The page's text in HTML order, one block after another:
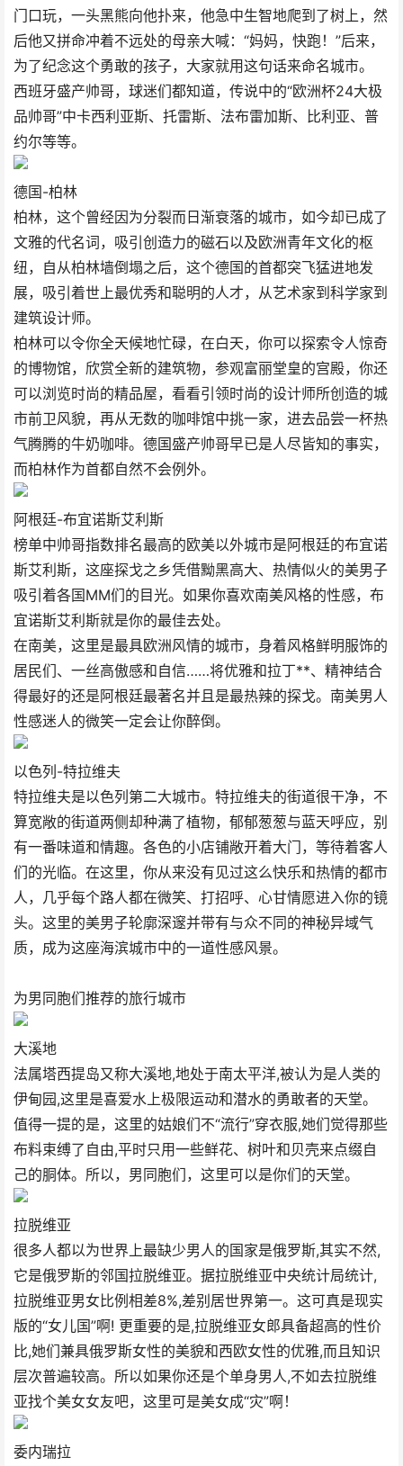
门口玩，一头黑熊向他扑来，他急中生智地爬到了树上，然
后他又拼命冲着不远处的母亲大喊：“妈妈，快跑！”后来，
为了纪念这个勇敢的孩子，大家就用这句话来命名城市。
西班牙盛产帅哥，球迷们都知道，传说中的“欧洲杯24大极
品帅哥”中卡西利亚斯、托雷斯、法布雷加斯、比利亚、普
约尔等等。
德国-柏林
柏林，这个曾经因为分裂而日渐衰落的城市，如今却已成了
文雅的代名词，吸引创造力的磁石以及欧洲青年文化的枢
纽，自从柏林墙倒塌之后，这个德国的首都突飞猛进地发
展，吸引着世上最优秀和聪明的人才，从艺术家到科学家到
建筑设计师。
柏林可以令你全天候地忙碌，在白天，你可以探索令人惊奇
的博物馆，欣赏全新的建筑物，参观富丽堂皇的宫殿，你还
可以浏览时尚的精品屋，看看引领时尚的设计师所创造的城
市前卫风貌，再从无数的咖啡馆中挑一家，进去品尝一杯热
气腾腾的牛奶咖啡。德国盛产帅哥早已是人尽皆知的事实，
而柏林作为首都自然不会例外。
阿根廷-布宜诺斯艾利斯
榜单中帅哥指数排名最高的欧美以外城市是阿根廷的布宜诺
斯艾利斯，这座探戈之乡凭借黝黑高大、热情似火的美男子
吸引着各国MM们的目光。如果你喜欢南美风格的性感，布
宜诺斯艾利斯就是你的最佳去处。
在南美，这里是最具欧洲风情的城市，身着风格鲜明服饰的
居民们、一丝高傲感和自信……将优雅和拉丁**、精神结合
得最好的还是阿根廷最著名并且是最热辣的探戈。南美男人
性感迷人的微笑一定会让你醉倒。
以色列-特拉维夫
特拉维夫是以色列第二大城市。特拉维夫的街道很干净，不
算宽敞的街道两侧却种满了植物，郁郁葱葱与蓝天呼应，别
有一番味道和情趣。各色的小店铺敞开着大门，等待着客人
们的光临。在这里，你从来没有见过这么快乐和热情的都市
人，几乎每个路人都在微笑、打招呼、心甘情愿进入你的镜
头。这里的美男子轮廓深邃并带有与众不同的神秘异域气
质，成为这座海滨城市中的一道性感风景。
为男同胞们推荐的旅行城市
大溪地
法属塔西提岛又称大溪地,地处于南太平洋,被认为是人类的
伊甸园,这里是喜爱水上极限运动和潜水的勇敢者的天堂。
值得一提的是，这里的姑娘们不“流行”穿衣服,她们觉得那些
布料束缚了自由,平时只用一些鲜花、树叶和贝壳来点缀自
己的胴体。所以，男同胞们，这里可以是你们的天堂。
拉脱维亚
很多人都以为世界上最缺少男人的国家是俄罗斯,其实不然,
它是俄罗斯的邻国拉脱维亚。据拉脱维亚中央统计局统计,
拉脱维亚男女比例相差8%,差别居世界第一。这可真是现实
版的“女儿国”啊! 更重要的是,拉脱维亚女郎具备超高的性价
比,她们兼具俄罗斯女性的美貌和西欧女性的优雅,而且知识
层次普遍较高。所以如果你还是个单身男人,不如去拉脱维
亚找个美女女友吧，这里可是美女成“灾”啊！
委内瑞拉